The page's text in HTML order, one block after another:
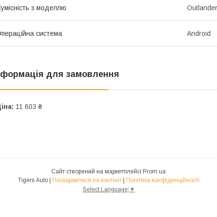
з моделлю Outlander
система Android
для замовлення
11 603 ₴
Сайт створений на маркетплейсі Prom.ua
Поскаржитися на контент
Політика конфіденційності
Select Language ▼